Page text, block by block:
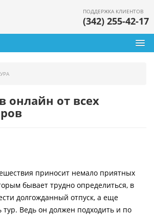
ПОДДЕРЖКА КЛИЕНТОВ
(342) 255-42-17
онлайн от всех
приносит немало приятных
бывает трудно определиться, в
долгожданный отпуск, а еще
тур. Ведь он должен подходить и по